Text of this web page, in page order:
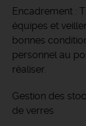
Encadrement :
équipes et
bonnes
personnel au
réaliser.
Gestion des
de verres